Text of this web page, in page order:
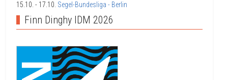
15.10. - 17.10. Segel-Bundesliga - Berlin
Finn Dinghy IDM 2026